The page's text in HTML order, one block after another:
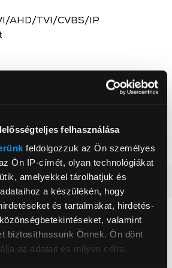
felhasználása
feldolgozzuk az Ön személyes
Ön IP-címét, olyan technológiákat
amelyekkel tárolhatjuk és
a készülékén, hogy
és tartalmakat, hirdetés-
valamint
biztosíthassunk Önnek. Ön dönt
az adatait és milyen célra.
út 5
AHD/TVI/CVBS/IP
Neked ajánljuk